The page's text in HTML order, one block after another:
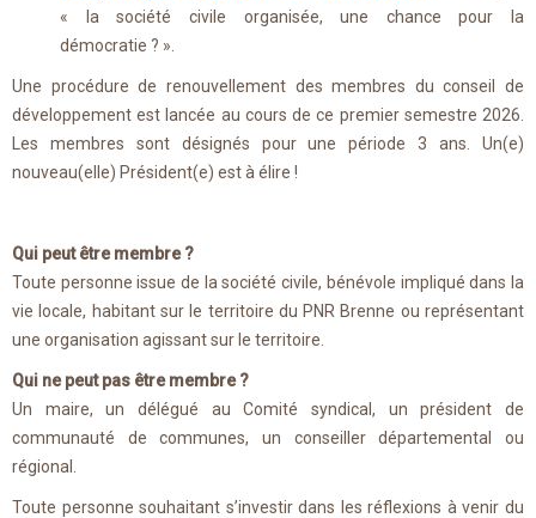
« la société civile organisée, une chance pour la
démocratie ? ».
Une procédure de renouvellement des membres du conseil de
développement est lancée au cours de ce premier semestre 2026.
Les membres sont désignés pour une période 3 ans. Un(e)
nouveau(elle) Président(e) est à élire !
Qui peut être membre ?
Toute personne issue de la société civile, bénévole impliqué dans la
vie locale, habitant sur le territoire du PNR Brenne ou représentant
une organisation agissant sur le territoire.
Qui ne peut pas être membre ?
Un maire, un délégué au Comité syndical, un président de
communauté de communes, un conseiller départemental ou
régional.
Toute personne souhaitant s’investir dans les réflexions à venir du